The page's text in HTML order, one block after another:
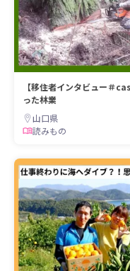
【移住者インタビュー＃
った林業
山口県
読みもの